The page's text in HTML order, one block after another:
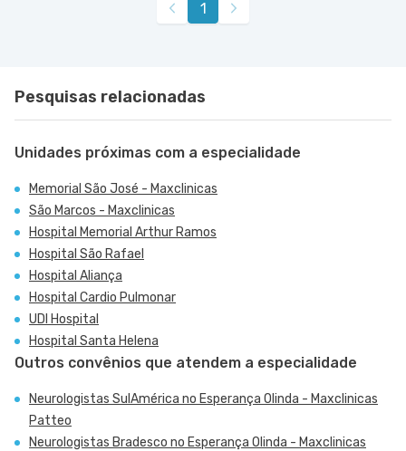
1
Pesquisas relacionadas
Unidades próximas com a especialidade
Memorial São José - Maxclinicas
São Marcos - Maxclinicas
Hospital Memorial Arthur Ramos
Hospital São Rafael
Hospital Aliança
Hospital Cardio Pulmonar
UDI Hospital
Hospital Santa Helena
Outros convênios que atendem a especialidade
Neurologistas SulAmérica no Esperança Olinda - Maxclinicas
Patteo
Neurologistas Bradesco no Esperança Olinda - Maxclinicas